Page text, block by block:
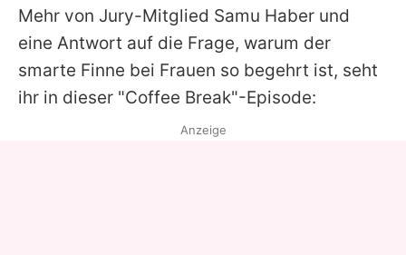
Mehr von Jury-Mitglied Samu Haber und
eine Antwort auf die Frage, warum der
smarte Finne bei Frauen so begehrt ist, seht
ihr in dieser "Coffee Break"-Episode:
Anzeige